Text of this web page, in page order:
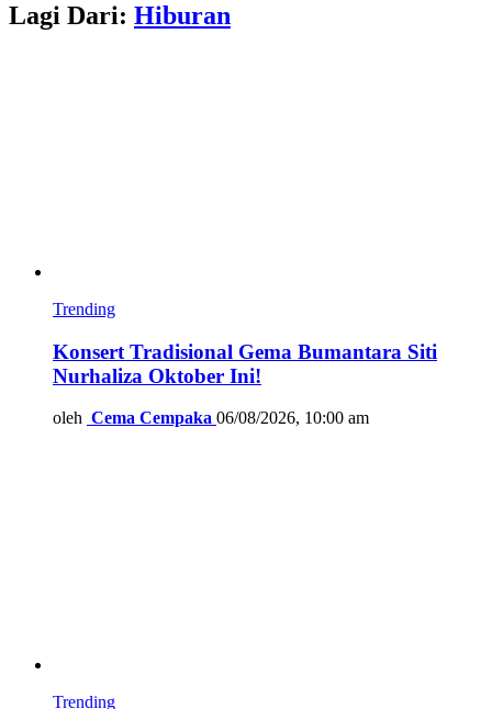
Lagi Dari: Hiburan
Trending
Konsert Tradisional Gema Bumantara Siti
Nurhaliza Oktober Ini!
oleh Cema Cempaka 06/08/2026, 10:00 am
Trending